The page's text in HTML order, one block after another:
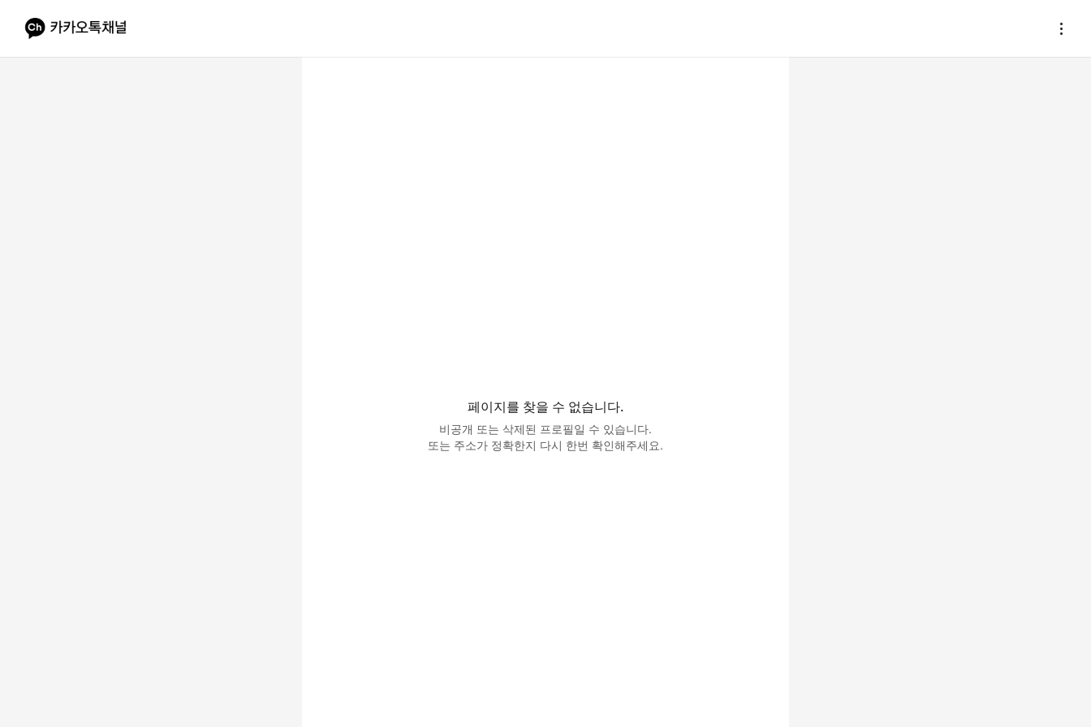
페이지를 찾을 수 없습니다.
비공개 또는 삭제된 프로필일 수 있습니다.
또는 주소가 정확한지 다시 한번 확인해주세요.